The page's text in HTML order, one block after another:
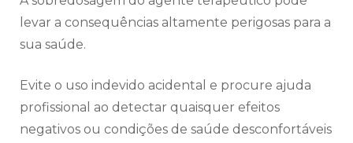
levar a consequências altamente perigosas para a
sua saúde.
Evite o uso indevido acidental e procure ajuda
profissional ao detectar quaisquer efeitos
negativos ou condições de saúde desconfortáveis